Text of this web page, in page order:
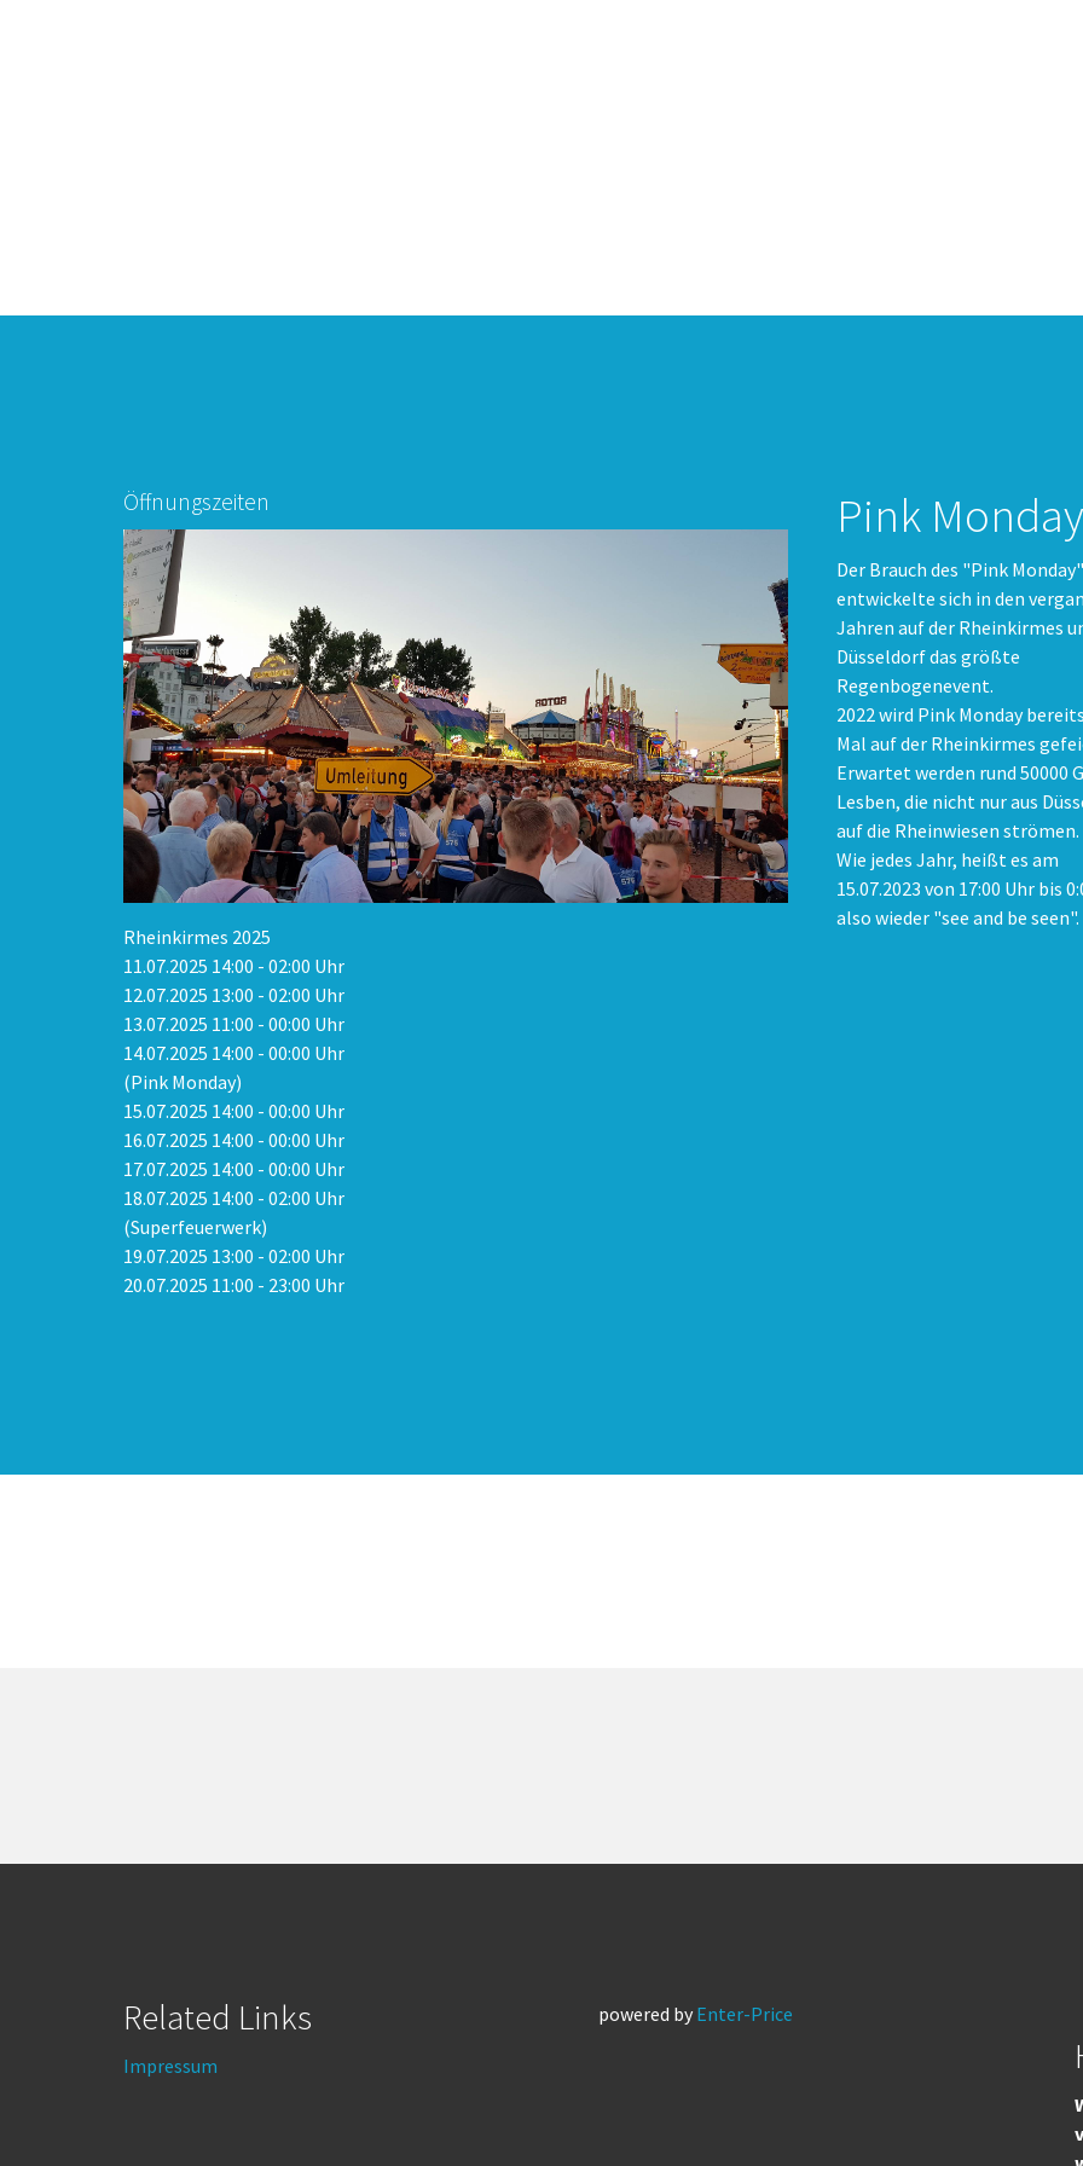
Öffnungszeiten
Rheinkirmes 2025
11.07.2025 14:00 - 02:00 Uhr
12.07.2025 13:00 - 02:00 Uhr
13.07.2025 11:00 - 00:00 Uhr
14.07.2025 14:00 - 00:00 Uhr
(Pink Monday)
15.07.2025 14:00 - 00:00 Uhr
16.07.2025 14:00 - 00:00 Uhr
17.07.2025 14:00 - 00:00 Uhr
18.07.2025 14:00 - 02:00 Uhr
(Superfeuerwerk)
19.07.2025 13:00 - 02:00 Uhr
20.07.2025 11:00 - 23:00 Uhr
Pink Monday
Der Brauch des "Pink Monday"
entwickelte sich in den
Jahren auf der Rheinkirmes
Düsseldorf das größte
Regenbogenevent.
2022 wird Pink Monday
Mal auf der Rheinkirmes
Erwartet werden rund 50000
Lesben, die nicht nur aus
auf die Rheinwiesen strömen.
Wie jedes Jahr, heißt es am
15.07.2023 von 17:00 Uhr bis
also wieder "see and be seen".
Related Links
Impressum
powered by Enter-Price